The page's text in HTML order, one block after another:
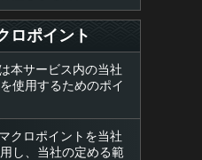
ロポイント
本サービス内の当社
使用するためのポイ
クロポイントを当社
し、当社の定める範